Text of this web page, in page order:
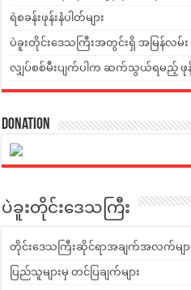
ရဲစခန်းဖုန်းနံပါတ်များ
ပဲခူးတိုင်းဒေသကြီးအတွင်းရှိ အမြန်လမ်း
လျှပ်စစ်မီးပျက်ပါက ဆက်သွယ်ရမည့် ဖုန်း
Donation
ပဲခူးတိုင်းဒေသကြီး
တိုင်းဒေသကြီးဆိုင်ရာအချက်အလက်မျာ
ပြည်သူများမှ တင်ပြချက်များ